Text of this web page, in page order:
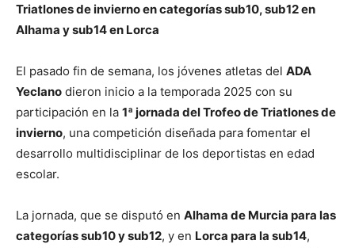
Triatlones de invierno en categorías sub10, sub12 en
Alhama y sub14 en Lorca
El pasado fin de semana, los jóvenes atletas del ADA
Yeclano dieron inicio a la temporada 2025 con su
participación en la 1ª jornada del Trofeo de Triatlones de
invierno, una competición diseñada para fomentar el
desarrollo multidisciplinar de los deportistas en edad
escolar.
La jornada, que se disputó en Alhama de Murcia para las
categorías sub10 y sub12, y en Lorca para la sub14,